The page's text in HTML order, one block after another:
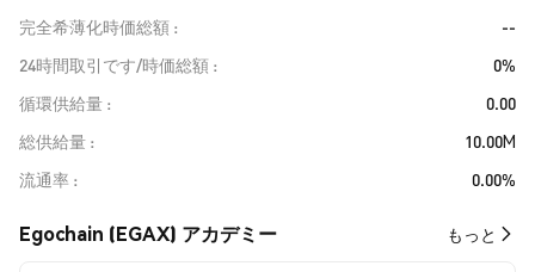
完全希薄化時価総額
--
24時間取引です/時価総額
0%
循環供給量
0.00
総供給量
10.00M
流通率
0.00%
Egochain (EGAX) アカデミー もっと